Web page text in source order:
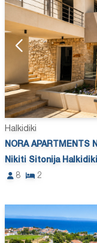
Halkidiki
NORA APARTMENTS
Nikiti Sitonija Halkidiki
8
2